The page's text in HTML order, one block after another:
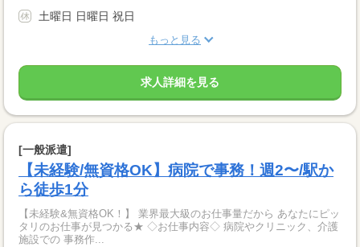
土曜日 日曜日 祝日
もっと見る
求人詳細を見る
[一般派遣]
【未経験/無資格OK】病院で事務！週2〜/駅か
ら徒歩1分
【未経験&無資格OK！】 業界最大級のお仕事量だから あなたにピッ
タリのお仕事が見つかる★ ◇お仕事内容◇ 病院やクリニック、介護
施設での 事務作...